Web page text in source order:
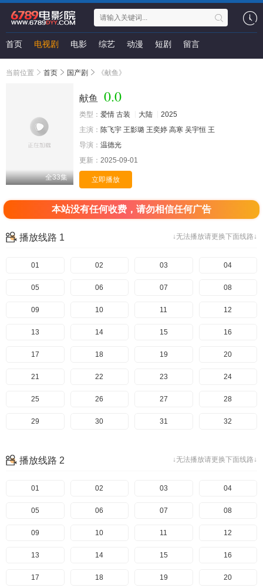
首页 电视剧 电影 综艺 动漫 短剧 留言
当前位置 首页 国产剧 《献鱼》
全33集
献鱼 0.0
类型： 爱情 古装 大陆
2025
主演： 陈飞宇 王影璐 王奕婷 高寒 吴宇恒 王
导演： 温德光
更新： 2025-09-01
立即播放
本站没有任何收费，请勿相信任何广告
↓无法播放请更换下面线路↓
播放线路 1
01 02 03 04
05 06 07 08
09 10 11 12
13 14 15 16
17 18 19 20
21 22 23 24
25 26 27 28
29 30 31 32
↓无法播放请更换下面线路↓
播放线路 2
01 02 03 04
05 06 07 08
09 10 11 12
13 14 15 16
17 18 19 20